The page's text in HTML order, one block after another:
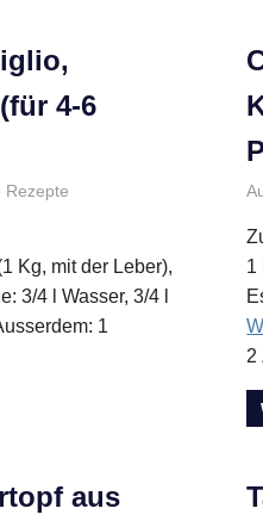
4-6
Rezepte
Kg, mit der Leber),
3/4 l Wasser, 3/4 l
1
1
2
aus